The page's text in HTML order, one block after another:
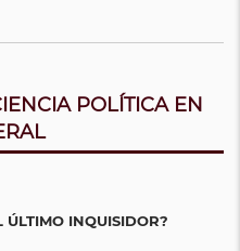
POLÍTICA EN
ÚLTIMO INQUISIDOR?